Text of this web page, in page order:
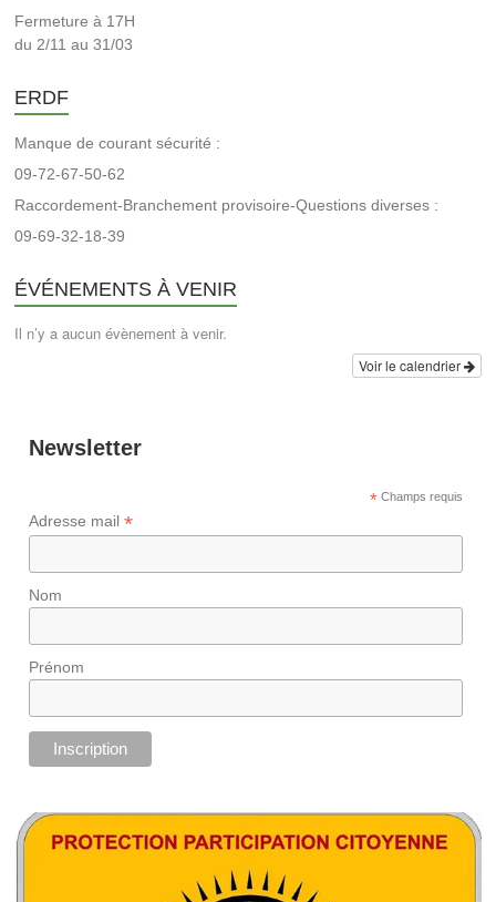
Fermeture à 17H
du 2/11 au 31/03
ERDF
Manque de courant sécurité :
09-72-67-50-62
Raccordement-Branchement provisoire-Questions diverses :
09-69-32-18-39
ÉVÉNEMENTS À VENIR
Il n’y a aucun évènement à venir.
Voir le calendrier
Newsletter
* Champs requis
Adresse mail*
Nom
Prénom